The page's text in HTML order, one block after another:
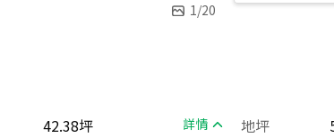
1/20
42.38坪 詳情 地坪